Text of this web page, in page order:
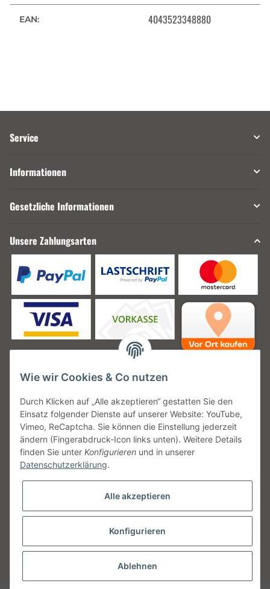
EAN: 4043523348880
Service
Informationen
Gesetzliche Informationen
Unsere Zahlungsarten
Unsere Versanddienstleister
Unsere Communities
Vertrag widerrufen
* Alle Preise inkl. gesetzlicher USt., zzgl.
Wie wir Cookies & Co nutzen
Durch Klicken auf „Alle akzeptieren“ gestatten Sie den
Einsatz folgender Dienste auf unserer Website: YouTube,
Vimeo, ReCaptcha. Sie können die Einstellung jederzeit
ändern (Fingerabdruck-Icon links unten). Weitere Details
finden Sie unter Konfigurieren und in unserer
Datenschutzerklärung.
Alle akzeptieren
Konfigurieren
Ablehnen